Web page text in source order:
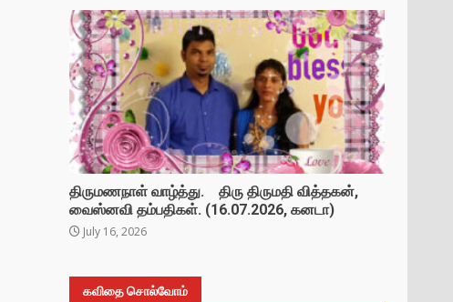
திருமணநாள் வாழ்த்து. திரு திருமதி வித்தகன்,
வைஸ்னவி தம்பதிகள். (16.07.2026, கனடா)
July 16, 2026
கவிதை சொல்வோம்